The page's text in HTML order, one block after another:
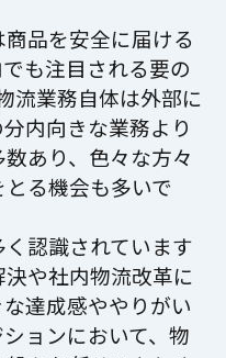
品を安全に届ける
も注目される要の
流業務自体は外部に
内向きな業務より
あり、色々な方々
る機会も多いで
認識されています
や社内物流改革に
達成感ややりがい
ョンにおいて、物